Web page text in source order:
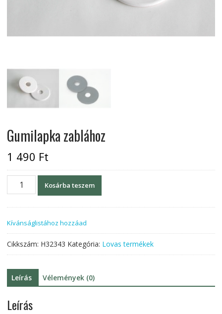
Gumilapka zablához
1 490 Ft
Gumilapka
zablához
Kosárba teszem
Kívánságlistához hozzáad
Cikkszám: H32343 Kategória: Lovas termékek
Leírás Vélemények (0)
Leírás